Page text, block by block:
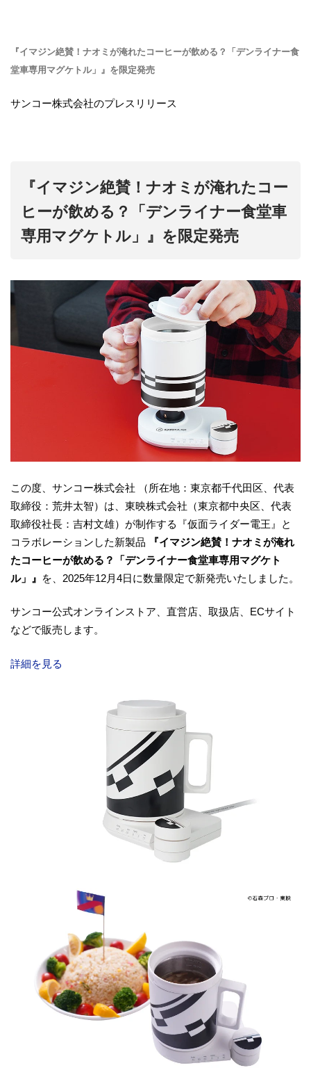
『イマジン絶賛！ナオミが淹れたコーヒーが飲める？「デンライナー食
堂車専用マグケトル」』を限定発売
サンコー株式会社のプレスリリース
『イマジン絶賛！ナオミが淹れたコー
ヒーが飲める？「デンライナー食堂車
専用マグケトル」』を限定発売
この度、サンコー株式会社 （所在地：東京都千代田区、代表
取締役：荒井太智）は、東映株式会社（東京都中央区、代表
取締役社長：吉村文雄）が制作する『仮面ライダー電王』と
コラボレーションした新製品
『イマジン絶賛！ナオミが淹れ
たコーヒーが飲める？「デンライナー食堂車専用マグケト
ル」』 を、2025年12月4日に数量限定で新発売いたしました。
サンコー公式オンラインストア、直営店、取扱店、ECサイト
などで販売します。
詳細を見る